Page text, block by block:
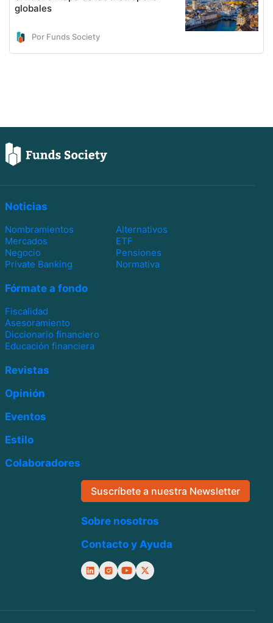
globales
Por Funds Society
Noticias
Nombramientos
Alternativos
Mercados
ETF
Negocio
Pensiones
Private Banking
Normativa
Fórmate a fondo
Fiscalidad
Asesoramiento
Diccionario financiero
Educación financiera
Revistas
Opinión
Eventos
Estilo
Colaboradores
Suscríbete a nuestra Newsletter
Sobre nosotros
Contacto y Ayuda